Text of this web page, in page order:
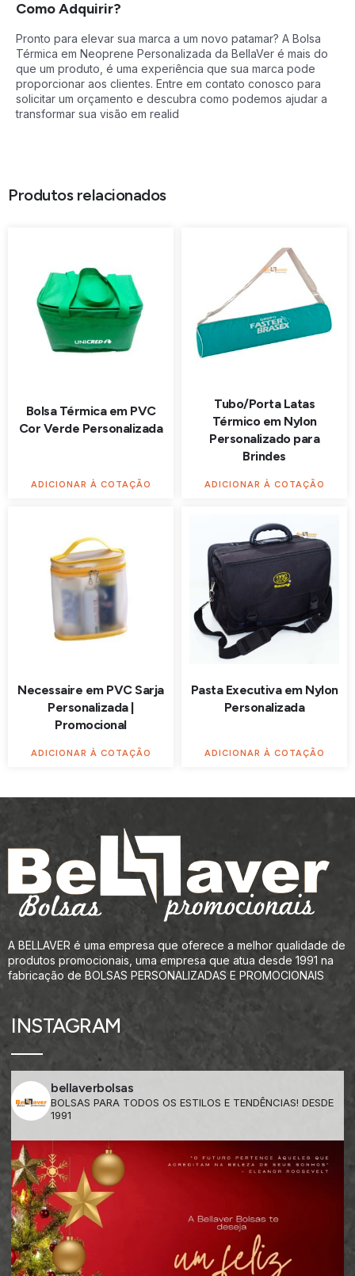
Como Adquirir?
Pronto para elevar sua marca a um novo patamar? A Bolsa
Térmica em Neoprene Personalizada da BellaVer é mais do
que um produto, é uma experiência que sua marca pode
proporcionar aos clientes. Entre em contato conosco para
solicitar um orçamento e descubra como podemos ajudar a
transformar sua visão em realid
Produtos relacionados
Bolsa Térmica em PVC
Cor Verde Personalizada
ADICIONAR À COTAÇÃO
Tubo/Porta Latas
Térmico em Nylon
Personalizado para
Brindes
ADICIONAR À COTAÇÃO
Necessaire em PVC Sarja
Personalizada |
Promocional
ADICIONAR À COTAÇÃO
Pasta Executiva em Nylon
Personalizada
ADICIONAR À COTAÇÃO
A BELLAVER é uma empresa que oferece a melhor qualidade de
produtos promocionais, uma empresa que atua desde 1991 na
fabricação de BOLSAS PERSONALIZADAS E PROMOCIONAIS
INSTAGRAM
bellaverbolsas
BOLSAS PARA TODOS OS ESTILOS E TENDÊNCIAS! DESDE
1991